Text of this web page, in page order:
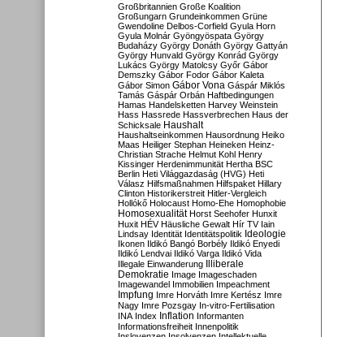
Großbritannien Große Koalition
Großungarn Grundeinkommen Grüne
Gwendoline Delbos-Corfield Gyula Horn
Gyula Molnár Gyöngyöspata György
Budaházy György Donáth György Gattyán
György Hunvald György Konrád György
Lukács György Matolcsy Győr Gábor
Demszky Gábor Fodor Gábor Kaleta
Gábor Simon Gábor Vona Gáspár Miklós
Tamás Gáspár Orbán Haftbedingungen
Hamas Handelsketten Harvey Weinstein
Hass Hassrede Hassverbrechen Haus der
Schicksale Haushalt
Haushaltseinkommen Hausordnung Heiko
Maas Heiliger Stephan Heineken Heinz-
Christian Strache Helmut Kohl Henry
Kissinger Herdenimmunität Hertha BSC
Berlin Heti Világgazdaság (HVG) Heti
Válasz Hilfsmaßnahmen Hilfspaket Hillary
Clinton Historikerstreit Hitler-Vergleich
Hollókő Holocaust Homo-Ehe Homophobie
Homosexualität Horst Seehofer Hunxit
Huxit HÉV Häusliche Gewalt Hír TV Iain
Lindsay Identität Identitätspolitik Ideologie
Ikonen Ildikó Bangó Borbély Ildikó Enyedi
Ildikó Lendvai Ildikó Varga Ildikó Vida
Illegale Einwanderung Illiberale
Demokratie Image Imageschaden
Imagewandel Immobilien Impeachment
Impfung Imre Horváth Imre Kertész Imre
Nagy Imre Pozsgay In-vitro-Fertilisation
INA Index Inflation Informanten
Informationsfreiheit Innenpolitik